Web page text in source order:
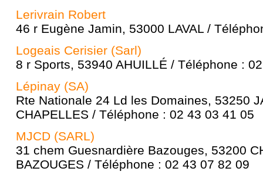
Lerivrain Robert
46 r Eugène Jamin, 53000 LAVAL /
Logeais Cerisier (Sarl)
8 r Sports, 53940 AHUILLÉ / Téléphone :
Lépinay (SA)
Rte Nationale 24 Ld les Domaines, 53250
CHAPELLES / Téléphone : 02 43 03 41 05
MJCD (SARL)
31 chem Guesnardière Bazouges, 53200
BAZOUGES / Téléphone : 02 43 07 82 09